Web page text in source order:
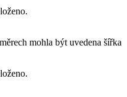
mohla být uvedena šířka